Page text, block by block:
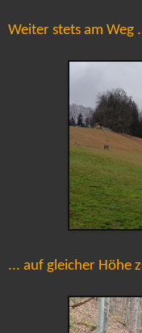
Weiter stets am Weg
... auf gleicher Höhe